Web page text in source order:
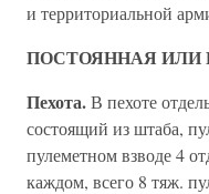
и территориальной
ПОСТОЯННАЯ ИЛИ
Пехота.В пехоте
состоящий из штаба,
пулеметном взводе 4
каждом, всего 8 тяж.